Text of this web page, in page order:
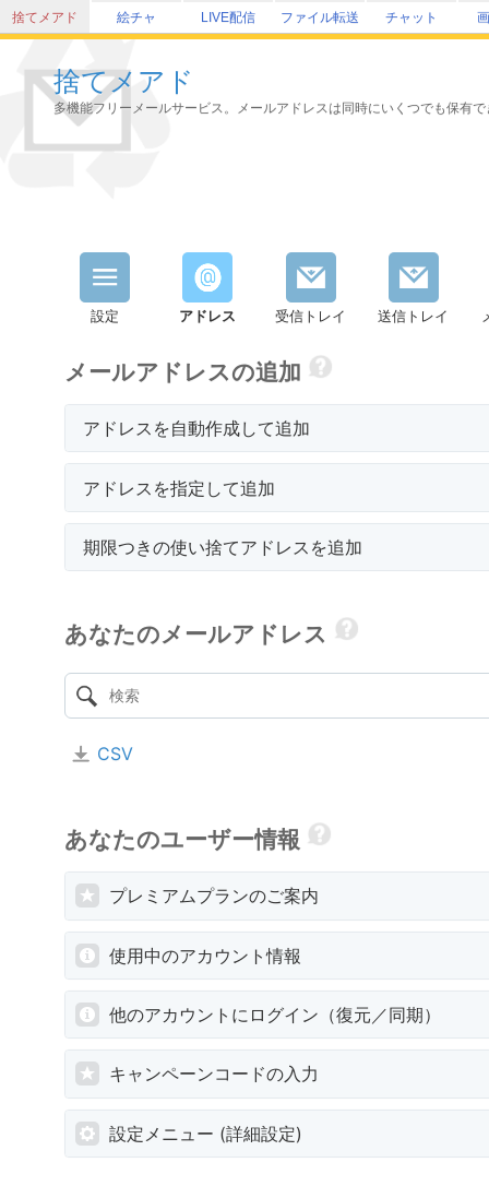
捨てメアド 絵チャ LIVE配信 ファイル転送 チャット
捨てメアド
多機能フリーメールサービス。メールアドレスは同時にいくつでも保有
設定 アドレス 受信トレイ 送信トレイ
メールアドレスの追加
アドレスを自動作成して追加
アドレスを指定して追加
期限つきの使い捨てアドレスを追加
あなたのメールアドレス
CSV
あなたのユーザー情報
プレミアムプランのご案内
使用中のアカウント情報
他のアカウントにログイン（復元／同期）
キャンペーンコードの入力
設定メニュー (詳細設定)